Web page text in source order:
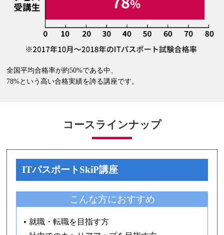
全国平均合格率が約50%である中、
78%という高い合格実績を誇る講座です。
コースラインナップ
ITパスポートSkiP講座
こんな方におすすめ
就職・転職を目指す方